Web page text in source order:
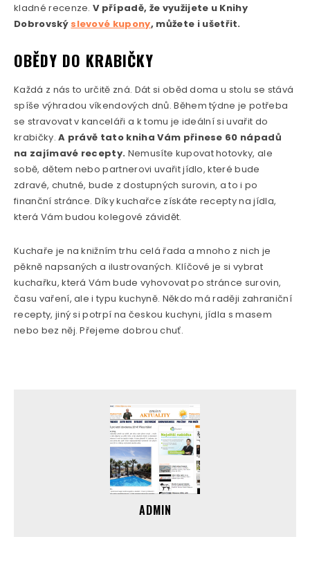
kladné recenze.V případě, že využijete u Knihy
Dobrovský slevové kupony, můžete i ušetřit.
OBĚDY DO KRABIČKY
Každá z nás to určitě zná. Dát si oběd doma u stolu se stává
spíše výhradou víkendových dnů. Během týdne je potřeba
se stravovat v kanceláři a k tomu je ideální si uvařit do
krabičky.A právě tato kniha Vám přinese 60 nápadů
na zajímavé recepty. Nemusíte kupovat hotovky, ale
sobě, dětem nebo partnerovi uvařit jídlo, které bude
zdravé, chutné, bude z dostupných surovin, a to i po
finanční stránce. Díky kuchařce získáte recepty na jídla,
která Vám budou kolegové závidět.
Kuchaře je na knižním trhu celá řada a mnoho z nich je
pěkně napsaných a ilustrovaných. Klíčové je si vybrat
kuchařku, která Vám bude vyhovovat po stránce surovin,
času vaření, ale i typu kuchyně. Někdo má raději zahraniční
recepty, jiný si potrpí na českou kuchyni, jídla s masem
nebo bez něj. Přejeme dobrou chuť.
ADMIN